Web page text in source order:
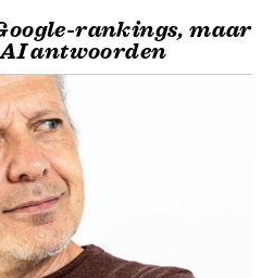
rankings, maar
antwoorden